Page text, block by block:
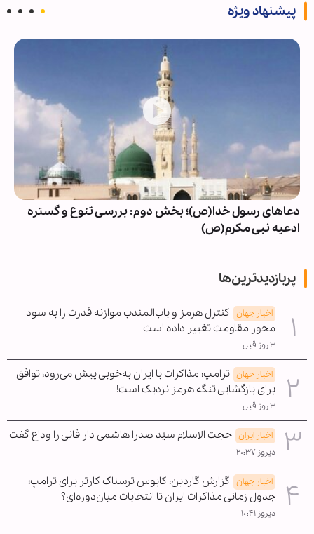
پیشنهاد ویژه
دعاهای رسول خدا(ص)؛ بخش دوم: بررسی تنوع و گستره
ادعیه نبی مکرم(ص)
پربازدیدترین‌ها
اخبار جهان کنترل هرمز و باب‌المندب موازنه قدرت را به سود
محور مقاومت تغییر داده است
۳ روز قبل
اخبار جهان ترامپ: مذاکرات با ایران به‌خوبی پیش می‌رود؛ توافق
برای بازگشایی تنگه هرمز نزدیک است!
۳ روز قبل
اخبار ایران حجت الاسلام سیّد صدرا هاشمی دار فانی را وداع گفت
دیروز ۲۰:۳۷
اخبار جهان گزارش گاردین: کابوس ترسناک کارتر برای ترامپ؛
جدول زمانی مذاکرات ایران تا انتخابات میان‌دوره‌ای؟
دیروز ۱۰:۴۱